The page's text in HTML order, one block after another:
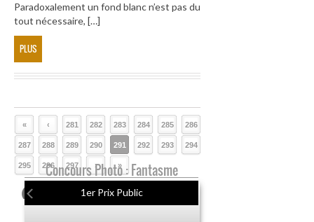
Paradoxalement un fond blanc n’est pas du
tout nécessaire, […]
PLUS
« ‹ 281 282 283 284 285 286
287 288 289 290 291 292 293 294
295 296 297 › »
Concours Photo : Fantasme
1er Prix Public